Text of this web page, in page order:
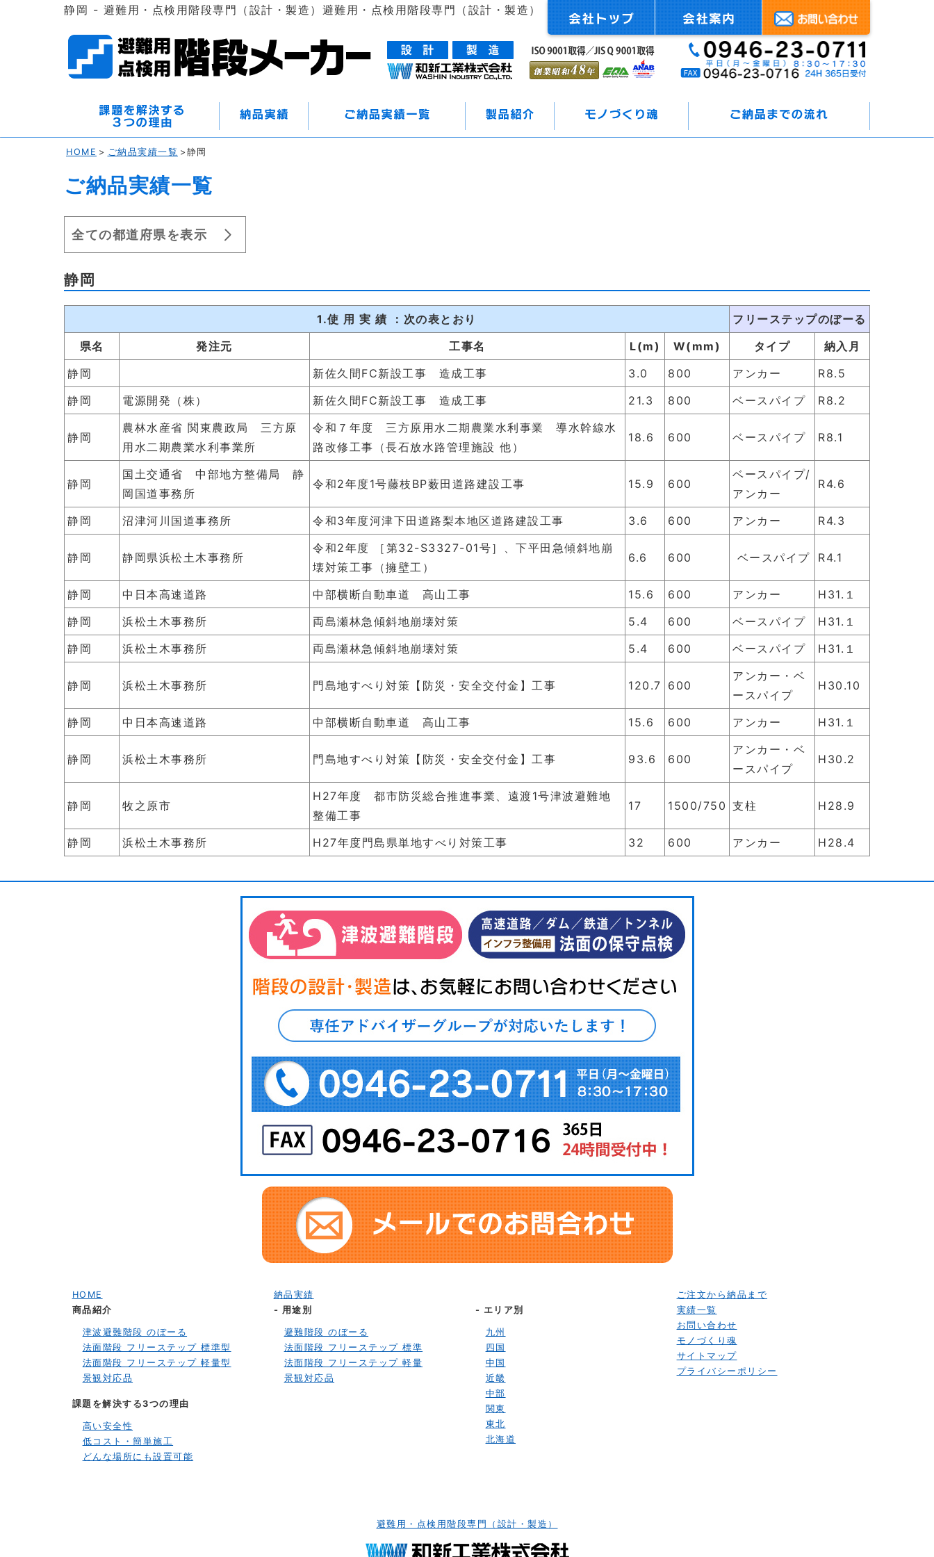
静岡 - 避難用・点検用階段専門（設計・製造）避難用・点検用階段専門（設計・製造）
HOME > ご納品実績一覧 >静岡
ご納品実績一覧
全ての都道府県を表示
静岡
1.使 用 実 績 ：次の表とおり
フリーステップのぼーる
県名
発注元 工事名 L(m) W(mm) タイプ
納入月
静岡
新佐久間FC新設工事 造成工事 3.0 800 アンカー
R8.5
静岡
電源開発（株） 新佐久間FC新設工事 造成工事 21.3 800 ベースパイプ R8.2
静岡
農林水産省 関東農政局 三方原
用水二期農業水利事業所
令和７年度 三方原用水二期農業水利事業 導水幹線水
路改修工事（長石放水路管理施設 他）
18.6 600 ベースパイプ R8.1
静岡
国土交通省 中部地方整備局 静
岡国道事務所
令和2年度1号藤枝BP薮田道路建設工事 15.9 600
ベースパイプ/
アンカー
R4.6
静岡 沼津河川国道事務所 令和3年度河津下田道路梨本地区道路建設工事 3.6 600 アンカー R4.3
静岡 静岡県浜松土木事務所
令和2年度 ［第32-S3327-01号］、下平田急傾斜地崩
壊対策工事（擁壁工）
6.6 600 ベースパイプ R4.1
静岡 中日本高速道路 中部横断自動車道 高山工事 15.6 600 アンカー
H31.１
静岡
浜松土木事務所 両島瀬林急傾斜地崩壊対策 5.4 600 ベースパイプ
H31.１
静岡
浜松土木事務所 両島瀬林急傾斜地崩壊対策 5.4 600 ベースパイプ H31.１
静岡 浜松土木事務所 門島地すべり対策【防災・安全交付金】工事 120.7 600
アンカー・ベ
ースパイプ
H30.10
静岡 中日本高速道路 中部横断自動車道 高山工事 15.6 600 アンカー H31.１
静岡 浜松土木事務所 門島地すべり対策【防災・安全交付金】工事 93.6 600
アンカー・ベ
ースパイプ
H30.2
静岡 牧之原市
H27年度 都市防災総合推進事業、遠渡1号津波避難地
整備工事
17 1500/750 支柱 H28.9
静岡 浜松土木事務所 H27年度門島県単地すべり対策工事 32 600 アンカー H28.4
HOME
商品紹介
津波避難階段 のぼーる
法面階段 フリーステップ 標準型
法面階段 フリーステップ 軽量型
景観対応品
課題を解決する3つの理由
高い安全性
低コスト・簡単施工
どんな場所にも設置可能
納品実績
- 用途別
避難階段 のぼーる
法面階段 フリーステップ 標準
法面階段 フリーステップ 軽量
景観対応品
- エリア別
九州
四国
中国
近畿
中部
関東
東北
北海道
ご注文から納品まで
実績一覧
お問い合わせ
モノづくり魂
サイトマップ
プライバシーポリシー
避難用・点検用階段専門（設計・製造）